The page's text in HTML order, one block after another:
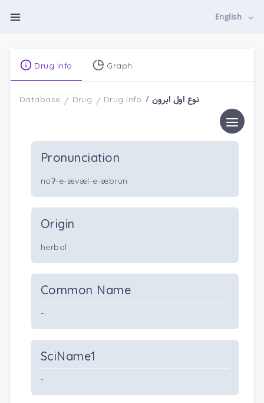
English
Drug Info Graph
Database Drug Drug Info نوع اول ابرون
Pronunciation
noʔ-e-ævæl-e-æbrun
Origin
herbal
Common Name
-
SciName1
-